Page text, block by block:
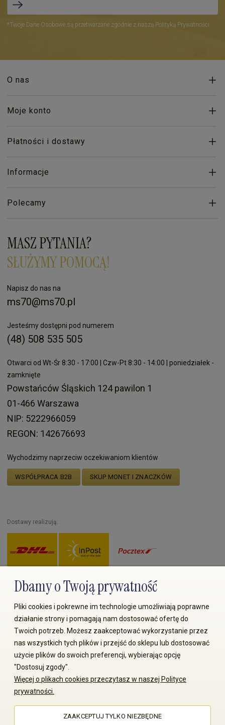
*Twoje Dane Osobowe są przetwarzane zgodnie z naszą Polityką Prywatności.
O nas
Moje konto
Płatności i dostawy
Informacje
Polecamy
MASZ PYTANIA?
SŁUŻYMY POMOCĄ!
Napisz do nas na
ms70@ms70.pl
Jesteśmy dostępni pod numerem
(48) 508 535 505
Otwarci od Wt-Śr 8:30 - 17:00 | Czw-Pt 8:30 - 14:00 | poniedziałek -
zamknięte
Powstańców Śląskich 124 pawilon 1
01-466 Warszawa
NIP: 5222966059
REGON: 142676693
Wychodzimy naprzeciw oczekiwaniom klientów
WSPÓŁPRACA B2B SKUP MONET I ZNACZKÓW
Dostawy realizują:
Zapłać przez:
© 2008-2026 MS70.pl / Ms70 Sp. z o.o. Wszelkie prawa
zastrzeżone. Kopiowanie treści i zdjęć bez zgody właściciela
Dbamy o Twoją prywatność
Pliki cookies i pokrewne im technologie umożliwiają poprawne
działanie strony i pomagają nam dostosować ofertę do
Twoich potrzeb. Możesz zaakceptować wykorzystanie przez
nas wszystkich tych plików i przejść do sklepu lub dostosować
użycie plików do swoich preferencji, wybierając opcję
"Dostosuj zgody".
Więcej o plikach cookies przeczytasz w naszej Polityce
prywatności.
ZAAKCEPTUJ TYLKO NIEZBĘDNE